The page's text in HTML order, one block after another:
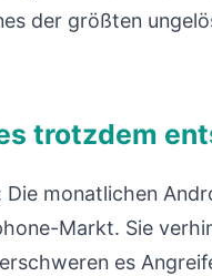
der größten
trotzdem
monatlichen
Markt. Sie
es